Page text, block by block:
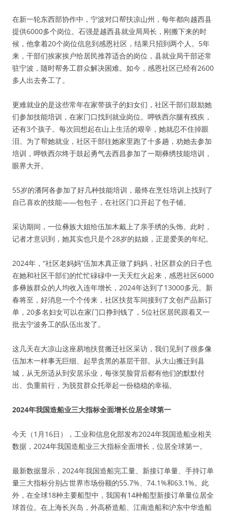
在新一轮东西部协作中，宁波对口帮扶凉山州，每年都向越西县
提供6000多个岗位。石强是越西县就业局局长，刚搬下来的时
候，他拿着20个岗位信息到感恩社区，结果只招到两个人。5年
来，干部们挨家挨户给居民推荐适合的岗位，县就业局干部还常
驻宁波，随时帮务工群众解决困难。如今，感恩社区已经有2600
多人出去务工了。
更难就业的是这些常年在家带孩子的妇女们，社区干部们鼓励她
们参加技能培训，在家门口找到就业岗位。呷铁西尔腿有残疾，
还有3个孩子。每次回想起在山上生活的艰辛，她就忍不住掉眼
泪。为了帮她就业，社区干部往她家里跑了十多趟，劝她去参加
培训，呷铁西尔终于鼓起勇气去西昌参加了一期彝绣技能培训，
眼界大开。
55岁的潘阿各参加了好几种技能培训，最终在烹饪培训上找到了
自己喜欢的技能——包包子，在社区门口开起了包子铺。
采访期间，一位彝族大姐给伍加木戴上了亲手绣的头饰。此时，
记者才意识到，她其实也只是个28岁的姑娘，正是爱美的年纪。
2024年，“社区老妈妈”伍加木真正做了妈妈，社区群众的日子也
在她和社区干部们的忙忙碌碌中一天天红火起来，感恩社区6000
多彝族群众的人均收入连年增长，2024年达到了13000多元。新
春将至，好消息一个个传来，社区扶贫车间接到了文创产品新订
单，20多名妇女可以在家门口挣到钱了，5位社区居民跟着又一
批去宁波务工的队伍出发了。
这几天在大凉山这座易地扶贫搬迁社区采访，我们见到了很多像
伍加木一样事无巨细、起早贪黑的基层干部。从大山搬迁到县
城，从无所适从到安居乐业，每张笑脸背后都有他们的默默付
出、负重前行，为脱贫群众托举起一份稳稳的幸福。
2024年我国造船业三大指标全面增长位居全球第一
今天（1月16日），工业和信息化部发布2024年我国造船业相关
数据，2024年我国造船业三大指标全面增长，位居全球第一。
最新数据显示，2024年我国造船完工量、新接订单量、手持订单
量三大指标分别占世界市场份额的55.7%、74.1%和63.1%。此
外，在全球18种主要船型中，我国有14种船型新接订单量位居全
球首位。在上海长兴岛，外高桥造船、江南造船和沪东中华造船